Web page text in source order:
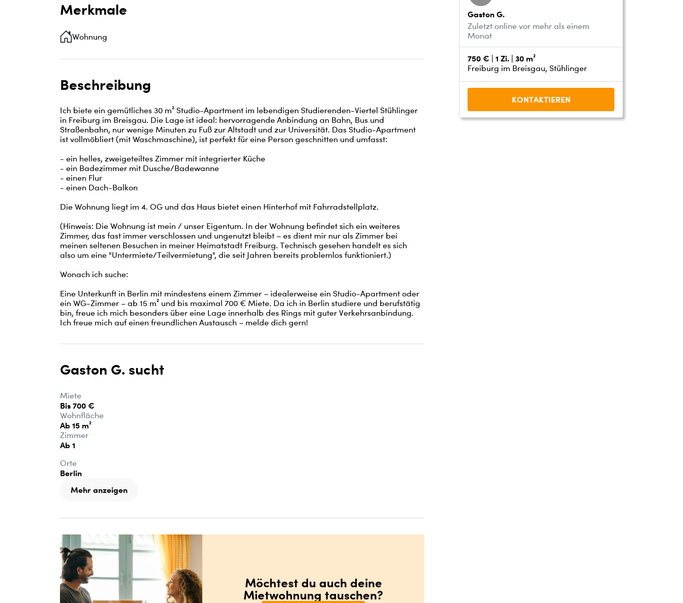
Merkmale
Wohnung
Beschreibung
Ich biete ein gemütliches 30 m² Studio-Apartment im lebendigen Studierenden-Viertel Stühlinger
in Freiburg im Breisgau. Die Lage ist ideal: hervorragende Anbindung an Bahn, Bus und
Straßenbahn, nur wenige Minuten zu Fuß zur Altstadt und zur Universität. Das Studio-Apartment
ist vollmöbliert (mit Waschmaschine), ist perfekt für eine Person geschnitten und umfasst:
- ein helles, zweigeteiltes Zimmer mit integrierter Küche
- ein Badezimmer mit Dusche/Badewanne
- einen Flur
- einen Dach-Balkon
Die Wohnung liegt im 4. OG und das Haus bietet einen Hinterhof mit Fahrradstellplatz.
(Hinweis: Die Wohnung ist mein / unser Eigentum. In der Wohnung befindet sich ein weiteres
Zimmer, das fast immer verschlossen und ungenutzt bleibt – es dient mir nur als Zimmer bei
meinen seltenen Besuchen in meiner Heimatstadt Freiburg. Technisch gesehen handelt es sich
also um eine "Untermiete/Teilvermietung", die seit Jahren bereits problemlos funktioniert.)
Wonach ich suche:
Eine Unterkunft in Berlin mit mindestens einem Zimmer – idealerweise ein Studio-Apartment oder
ein WG-Zimmer – ab 15 m² und bis maximal 700 € Miete. Da ich in Berlin studiere und berufstätig
bin, freue ich mich besonders über eine Lage innerhalb des Rings mit guter Verkehrsanbindung.
Ich freue mich auf einen freundlichen Austausch – melde dich gern!
Gaston G. sucht
Miete
Bis 700 €
Wohnfläche
Ab 15 m²
Zimmer
Ab 1
Orte
Berlin
Mehr anzeigen
Möchtest du auch deine
Mietwohnung tauschen?
Gaston G.
Zuletzt online vor mehr als einem
Monat
750 € | 1 Zi. | 30 m²
Freiburg im Breisgau, Stühlinger
KONTAKTIEREN